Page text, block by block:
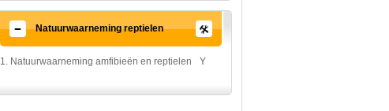
Natuurwaarneming reptielen
1. Natuurwaarneming amfibieën en reptielen Y